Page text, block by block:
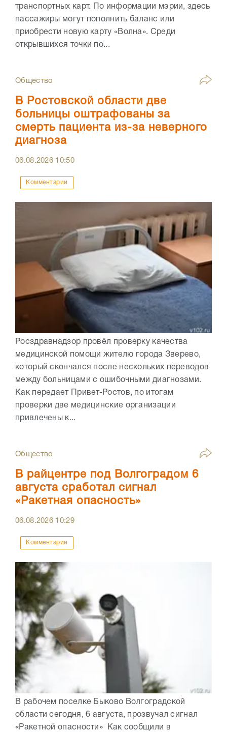
транспортных карт. По информации мэрии, здесь
пассажиры могут пополнить баланс или
приобрести новую карту «Волна». Среди
открывшихся точки по...
Общество
В Ростовской области две
больницы оштрафованы за
смерть пациента из-за неверного
диагноза
06.08.2026 10:50
Комментарии
Росздравнадзор провёл проверку качества
медицинской помощи жителю города Зверево,
который скончался после нескольких переводов
между больницами с ошибочными диагнозами.
Как передает Привет-Ростов, по итогам
проверки две медицинские организации
привлечены к...
Общество
В райцентре под Волгоградом 6
августа сработал сигнал
«Ракетная опасность»
06.08.2026 10:29
Комментарии
В рабочем поселке Быково Волгоградской
области сегодня, 6 августа, прозвучал сигнал
«Ракетной опасности» Как сообщили в